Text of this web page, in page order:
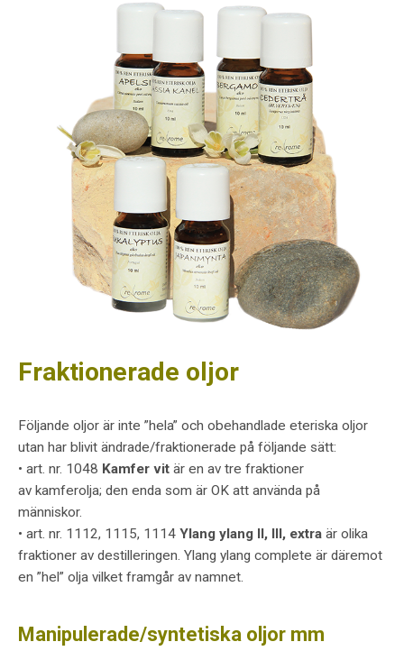
Fraktionerade oljor
Följande oljor är inte ”hela” och obehandlade eteriska oljor
utan har blivit ändrade/fraktionerade på följande sätt:
• art. nr. 1048 Kamfer vit är en av tre fraktioner
av kamferolja; den enda som är OK att använda på
människor.
• art. nr. 1112, 1115, 1114 Ylang ylang II, III, extra är olika
fraktioner av destilleringen. Ylang ylang complete är däremot
en ”hel” olja vilket framgår av namnet.
Manipulerade/syntetiska oljor mm